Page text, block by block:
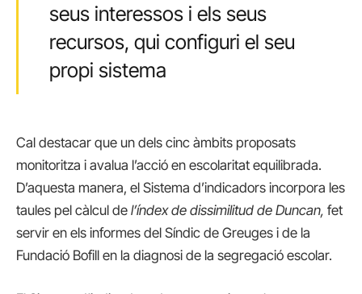
seus interessos i els seus
recursos, qui configuri el seu
propi sistema
Cal destacar que un dels cinc àmbits proposats
monitoritza i avalua l’acció en escolaritat equilibrada.
D’aquesta manera, el Sistema d’indicadors incorpora les
taules pel càlcul de l’índex de dissimilitud de Duncan, fet
servir en els informes del Síndic de Greuges i de la
Fundació Bofill en la diagnosi de la segregació escolar.